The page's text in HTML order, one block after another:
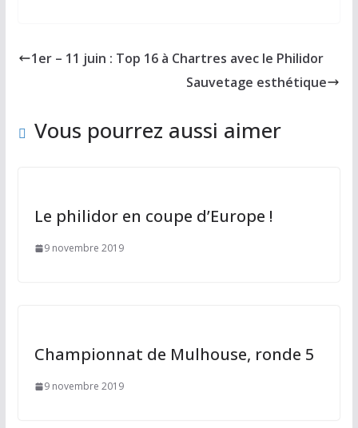
b
k
d l g
1er – 11 juin : Top 16 à Chartres avec le Philidor
Sauvetage esthétique
Vous pourrez aussi aimer
Le philidor en coupe d’Europe !
9 novembre 2019
Championnat de Mulhouse, ronde 5
9 novembre 2019